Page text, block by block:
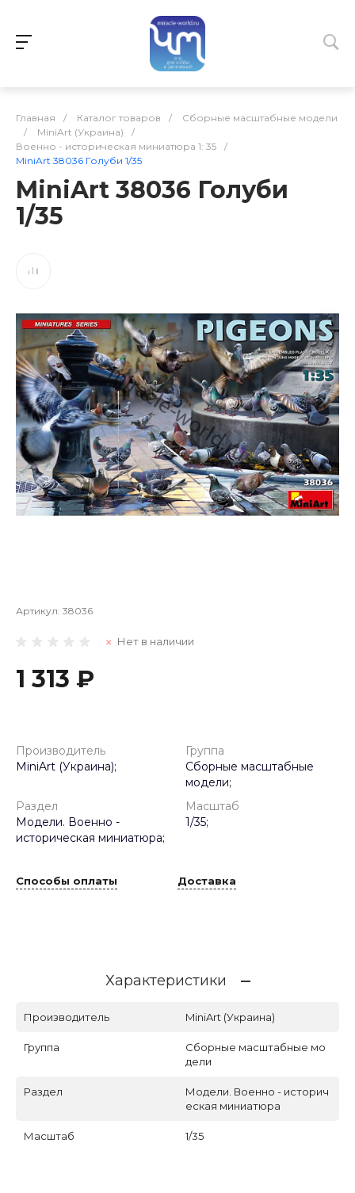
Главная / Каталог товаров /
Сборные масштабные модели
/
MiniArt (Украина)
/
Военно - историческая миниатюра 1: 35
/
MiniArt 38036 Голуби 1/35
MiniArt 38036 Голуби
1/35
Артикул: 38036
Нет в наличии
1 313 ₽
Производитель
MiniArt (Украина);
Группа
Сборные масштабные
модели;
Раздел
Модели. Военно -
историческая миниатюра;
Масштаб
1/35;
Способы оплаты Доставка
Характеристики
Производитель MiniArt (Украина)
Группа
Сборные масштабные мо
дели
Раздел
Модели. Военно - историч
еская миниатюра
Масштаб 1/35